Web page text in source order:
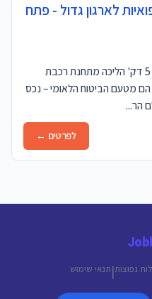
רפואיות לארגון גדול - פתח
. המשרה רח' מרטין גהל, פתח תקווה 5 דק' הליכה מתחנת רכבת
מטעם הביטוח הלאומי – נכס
הר...
לפרטים ←
נפוצות|תנאי שימוש